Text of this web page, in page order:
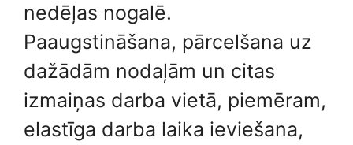
nedēļas nogalē.
Paaugstināšana, pārcelšana uz
dažādām nodaļām un citas
izmaiņas darba vietā, piemēram,
elastīga darba laika ieviešana,